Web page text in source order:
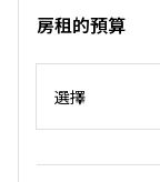
房租的預算